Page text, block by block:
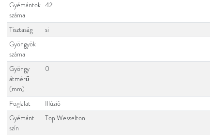
Gyémántok
száma
42
Tisztaság
si
Gyöngyök
száma
Gyöngy
átmérő
(mm)
0
Foglalat
Illúzió
Gyémánt
szín
Top Wesselton